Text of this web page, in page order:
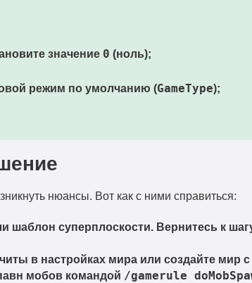
значение 0 (ноль);
режим по умолчанию (GameType);
нюансы. Вот как с ними справиться:
шаблон суперплоскости. Вернитесь к
в настройках мира или создайте мир
мобов командой /gamerule